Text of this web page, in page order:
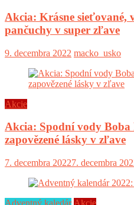
Akcia: Krásne sieťované,
pančuchy v super zľave
9. decembra 2022 macko_usko
Akcie
Akcia: Spodní vody
zapovězené lásky v zľave
7. decembra 20227. decembra
Adventný kaledár Akcie